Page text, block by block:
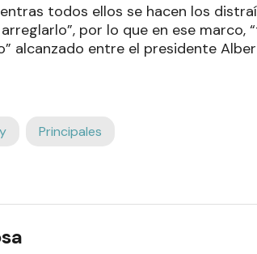
todos ellos se hacen los
por lo que en ese marco,
alcanzado entre el presidente
Principales